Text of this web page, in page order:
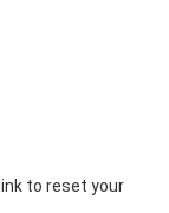
to reset your